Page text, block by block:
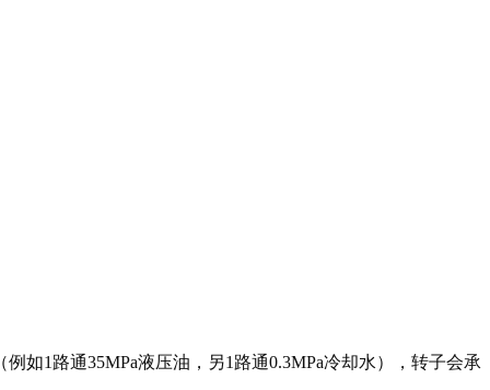
如1路通35MPa液压油，另1路通0.3MPa冷却水），转子会承